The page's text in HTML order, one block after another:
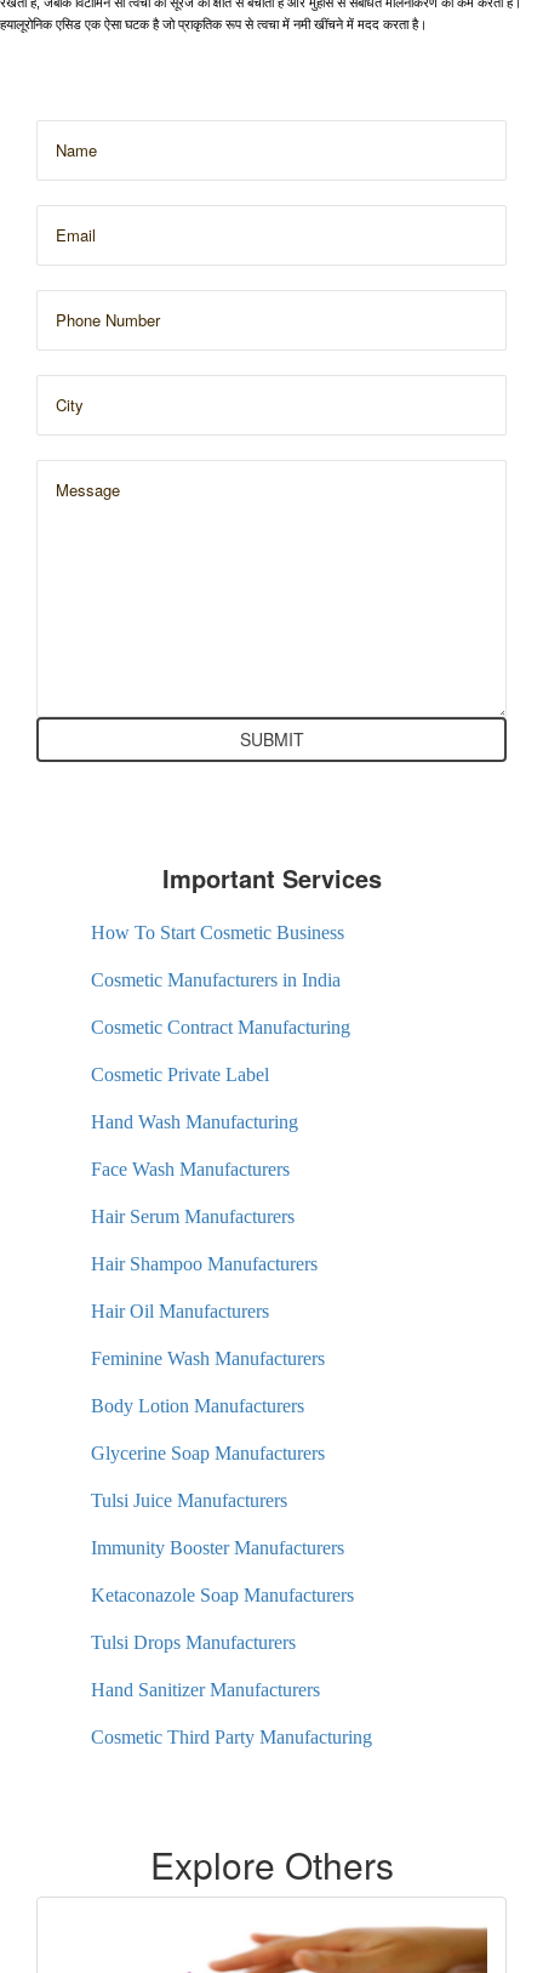
हयालूरोनिक एसिड एक ऐसा घटक है जो प्राकृतिक रूप से त्वचा में नमी खींचने में मदद करता है।
Important Services
How To Start Cosmetic Business
Cosmetic Manufacturers in India
Cosmetic Contract Manufacturing
Cosmetic Private Label
Hand Wash Manufacturing
Face Wash Manufacturers
Hair Serum Manufacturers
Hair Shampoo Manufacturers
Hair Oil Manufacturers
Feminine Wash Manufacturers
Body Lotion Manufacturers
Glycerine Soap Manufacturers
Tulsi Juice Manufacturers
Immunity Booster Manufacturers
Ketaconazole Soap Manufacturers
Tulsi Drops Manufacturers
Hand Sanitizer Manufacturers
Cosmetic Third Party Manufacturing
Explore Others